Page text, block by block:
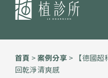
首頁 >案例分享 >
【德國
回乾淨清爽感